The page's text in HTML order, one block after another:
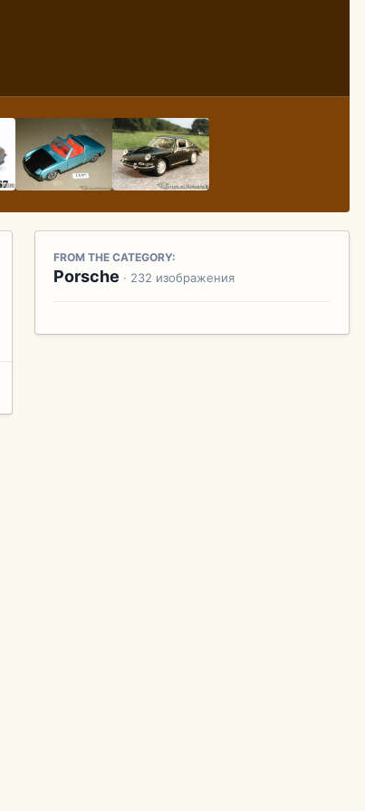
FROM THE CATEGORY:
Porsche · 232 изображения